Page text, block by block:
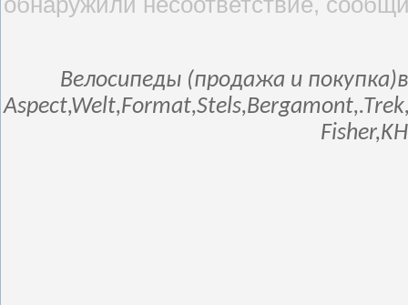
Велосипеды (продажа и